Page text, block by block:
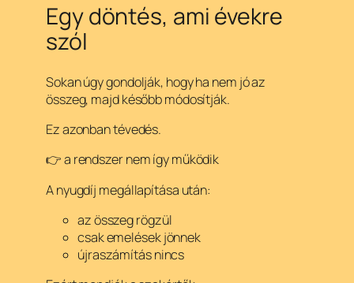
Egy döntés, ami évekre
szól
Sokan úgy gondolják, hogy ha nem jó az
összeg, majd később módosítják.
Ez azonban tévedés.
👉 a rendszer nem így működik
A nyugdíj megállapítása után:
az összeg rögzül
csak emelések jönnek
újraszámítás nincs